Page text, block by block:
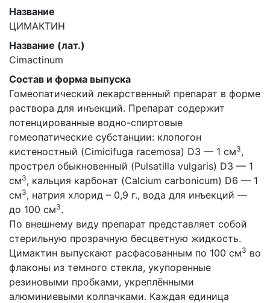
Название
ЦИМАКТИН
Название (лат.)
Cimactinum
Состав и форма выпуска
Гомеопатический лекарственный препарат в форме
раствора для инъекций. Препарат содержит
потенцированные водно-спиртовые
гомеопатические субстанции: клопогон
кистеностный (Cimicifuga racemosa) D3 — 1 см3,
прострел обыкновенный (Pulsatilla vulgaris) D3 — 1
см3, кальция карбонат (Calcium carbonicum) D6 — 1
см3, натрия хлорид – 0,9 г., вода для инъекций —
до 100 см3.
По внешнему виду препарат представляет собой
стерильную прозрачную бесцветную жидкость.
Цимактин выпускают расфасованным по 100 см3 во
флаконы из темного стекла, укупоренные
резиновыми пробками, укреплёнными
алюминиевыми колпачками. Каждая единица